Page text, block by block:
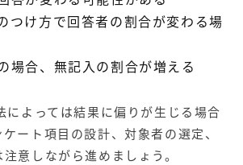
つけ方で回答者の割合が変わる場
場合、無記入の割合が増える
によっては結果に偏りが生じる場合
ート項目の設計、対象者の選定、
意しながら進めましょう。